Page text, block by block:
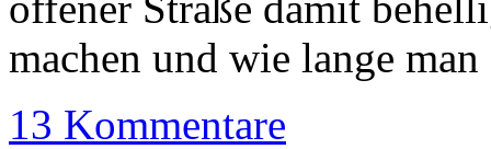
machen und wie lange man
13 Kommentare